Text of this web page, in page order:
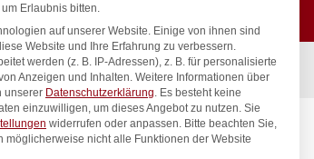
Erlaubnis bitten.
auf unserer Website. Einige von ihnen sind
Website und Ihre Erfahrung zu verbessern.
werden (z. B. IP-Adressen), z. B. für personalisierte
Anzeigen und Inhalten. Weitere Informationen über
unserer Datenschutzerklärung. Es besteht keine
einzuwilligen, um dieses Angebot zu nutzen. Sie
widerrufen oder anpassen. Bitte beachten Sie,
nicht alle Funktionen der Website